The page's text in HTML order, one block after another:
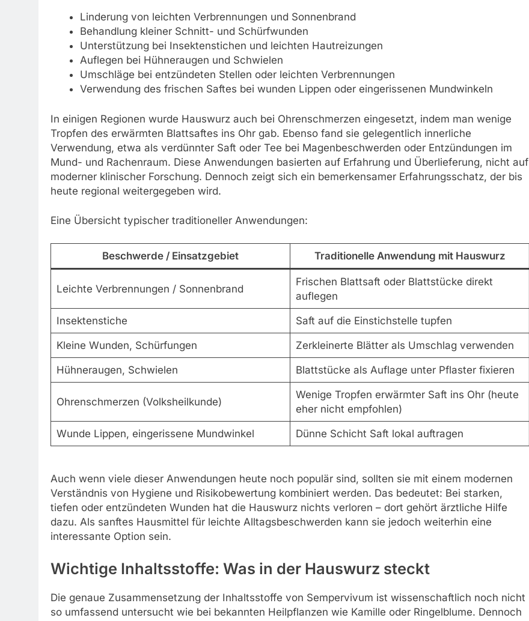
Linderung von leichten Verbrennungen und Sonnenbrand
Behandlung kleiner Schnitt- und Schürfwunden
Unterstützung bei Insektenstichen und leichten Hautreizungen
Auflegen bei Hühneraugen und Schwielen
Umschläge bei entzündeten Stellen oder leichten Verbrennungen
Verwendung des frischen Saftes bei wunden Lippen oder eingerissenen Mundwinkeln
In einigen Regionen wurde Hauswurz auch bei Ohrenschmerzen eingesetzt, indem man wenige
Tropfen des erwärmten Blattsaftes ins Ohr gab. Ebenso fand sie gelegentlich innerliche
Verwendung, etwa als verdünnter Saft oder Tee bei Magenbeschwerden oder Entzündungen im
Mund- und Rachenraum. Diese Anwendungen basierten auf Erfahrung und Überlieferung, nicht auf
moderner klinischer Forschung. Dennoch zeigt sich ein bemerkensamer Erfahrungsschatz, der bis
heute regional weitergegeben wird.
Eine Übersicht typischer traditioneller Anwendungen:
Beschwerde / Einsatzgebiet Traditionelle Anwendung mit Hauswurz
Leichte Verbrennungen / Sonnenbrand
Frischen Blattsaft oder Blattstücke direkt
auflegen
Insektenstiche Saft auf die Einstichstelle tupfen
Kleine Wunden, Schürfungen Zerkleinerte Blätter als Umschlag verwenden
Hühneraugen, Schwielen Blattstücke als Auflage unter Pflaster fixieren
Ohrenschmerzen (Volksheilkunde)
Wenige Tropfen erwärmter Saft ins Ohr (heute
eher nicht empfohlen)
Wunde Lippen, eingerissene Mundwinkel Dünne Schicht Saft lokal auftragen
Auch wenn viele dieser Anwendungen heute noch populär sind, sollten sie mit einem modernen
Verständnis von Hygiene und Risikobewertung kombiniert werden. Das bedeutet: Bei starken,
tiefen oder entzündeten Wunden hat die Hauswurz nichts verloren – dort gehört ärztliche Hilfe
dazu. Als sanftes Hausmittel für leichte Alltagsbeschwerden kann sie jedoch weiterhin eine
interessante Option sein.
Wichtige Inhaltsstoffe: Was in der Hauswurz steckt
Die genaue Zusammensetzung der Inhaltsstoffe von Sempervivum ist wissenschaftlich noch nicht
so umfassend untersucht wie bei bekannten Heilpflanzen wie Kamille oder Ringelblume. Dennoch